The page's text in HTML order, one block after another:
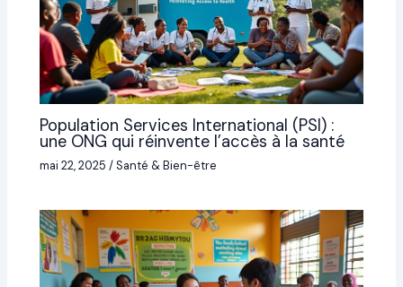
Population Services International (PSI) :
une ONG qui réinvente l’accès à la santé
mai 22, 2025/Santé & Bien-être